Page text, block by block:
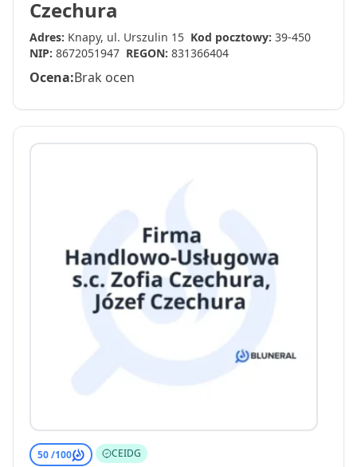
Czechura
Adres: Knapy, ul. Urszulin 15 Kod pocztowy: 39-450
NIP: 8672051947 REGON: 831366404
Ocena:Brak ocen
50 /100 CEIDG